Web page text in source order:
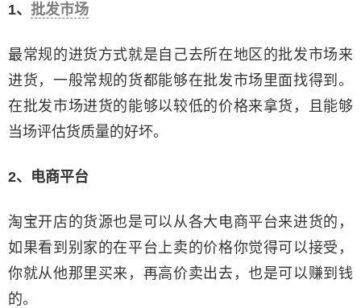
1、 批发市场
最常规的进货方式就是自己去所在地区的批发市场来
进货，一般常规的货都能够在批发市场里面找得到。
在批发市场进货的能够以较低的价格来拿货，且能够
当场评估货质量的好坏。
2、电商平台
淘宝开店的货源也是可以从各大电商平台来进货的，
如果看到别家的在平台上卖的价格你觉得可以接受，
你就从他那里买来，再高价卖出去，也是可以赚到钱
的。